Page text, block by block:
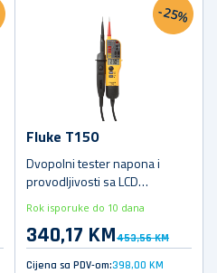
-25%
Fluke T150
Dvopolni tester napona i
provodljivosti sa LCD
Rok isporuke do 10 dana
340,17 KM453,56 KM
Cijena sa PDV-om:398,00 KM